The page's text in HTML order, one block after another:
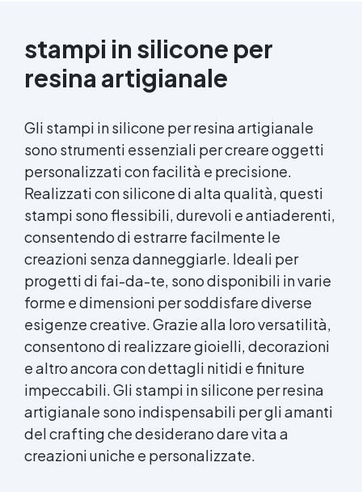
stampi in silicone per
resina artigianale
Gli stampi in silicone per resina artigianale
sono strumenti essenziali per creare oggetti
personalizzati con facilità e precisione.
Realizzati con silicone di alta qualità, questi
stampi sono flessibili, durevoli e antiaderenti,
consentendo di estrarre facilmente le
creazioni senza danneggiarle. Ideali per
progetti di fai-da-te, sono disponibili in varie
forme e dimensioni per soddisfare diverse
esigenze creative. Grazie alla loro versatilità,
consentono di realizzare gioielli, decorazioni
e altro ancora con dettagli nitidi e finiture
impeccabili. Gli stampi in silicone per resina
artigianale sono indispensabili per gli amanti
del crafting che desiderano dare vita a
creazioni uniche e personalizzate.